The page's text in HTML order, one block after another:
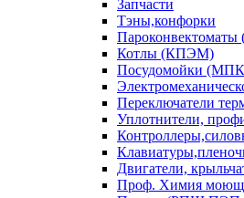
Запчасти
Тэны,конфорки
Котлы (КПЭМ)
Посудомойки
Переключатели
Уплотнители,
Двигатели,
Проф. Химия